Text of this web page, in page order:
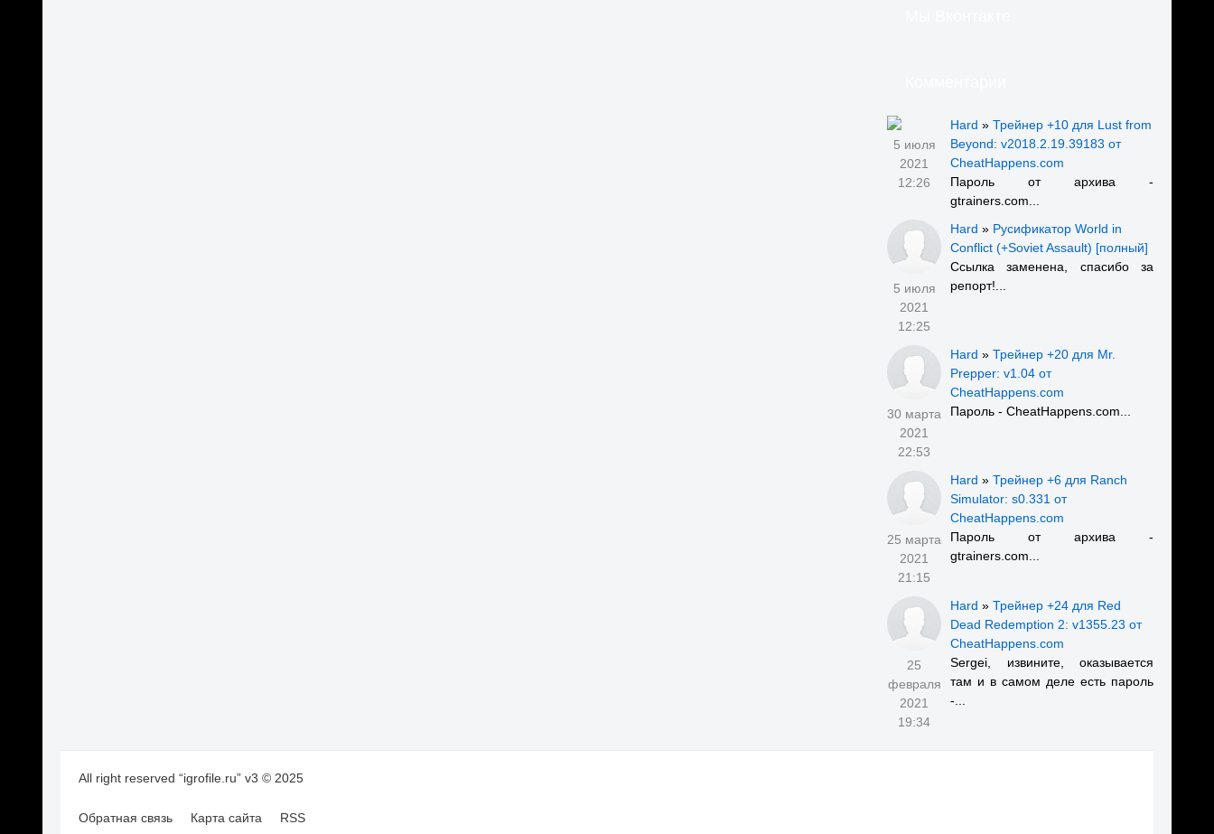
5 июля
2021
12:26
Hard » Трейнер +10 для Lust from
Beyond: v2018.2.19.39183 от
CheatHappens.com
Пароль от архива -
gtrainers.com...
5 июля
2021
12:25
Hard » Русификатор World in
Conflict (+Soviet Assault) [полный]
Ссылка заменена, спасибо за
репорт!...
30 марта
2021
22:53
Hard » Трейнер +20 для Mr.
Prepper: v1.04 от
CheatHappens.com
Пароль - CheatHappens.com...
25 марта
2021
21:15
Hard » Трейнер +6 для Ranch
Simulator: s0.331 от
CheatHappens.com
Пароль от архива -
gtrainers.com...
25
февраля
2021
19:34
Hard » Трейнер +24 для Red
Dead Redemption 2: v1355.23 от
CheatHappens.com
Sergei, извините, оказывается
там и в самом деле есть пароль
-...
All right reserved “igrofile.ru” v3 © 2025
Обратная связь Карта сайта RSS